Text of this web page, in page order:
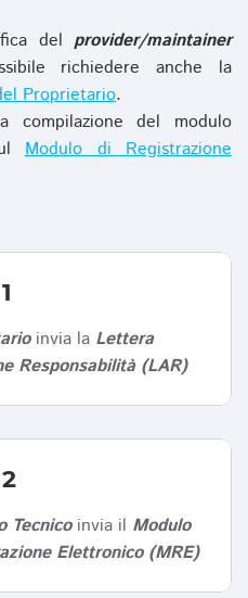
del provider/maintainer
richiedere anche la
Proprietario.
compilazione del modulo
Modulo di Registrazione
invia la Lettera
Responsabilità (LAR)
Tecnicoinvia il Modulo
Elettronico (MRE)